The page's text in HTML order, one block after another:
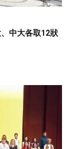
中大各取12狀